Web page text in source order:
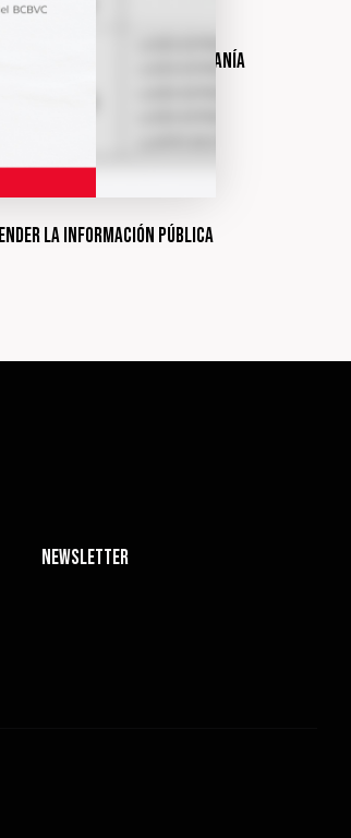
de cuentas a la ciudadanía
la información pública
Newsletter